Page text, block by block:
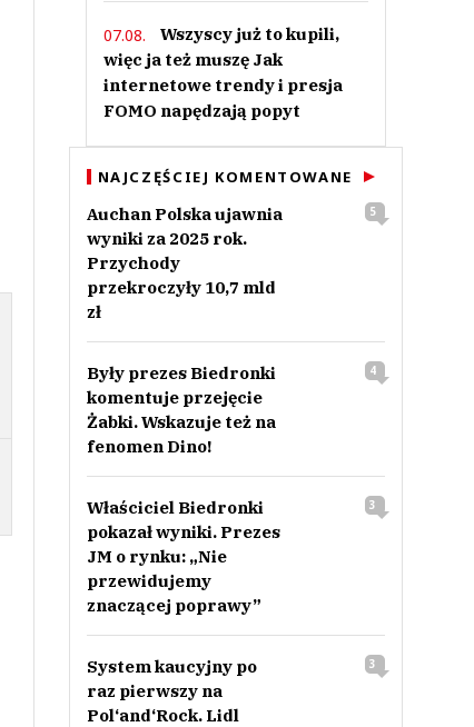
07.08.
Wszyscy już to kupili,
więc ja też muszę Jak
internetowe trendy i presja
FOMO napędzają popyt
NAJCZĘŚCIEJ KOMENTOWANE
Auchan Polska ujawnia
wyniki za 2025 rok.
Przychody
przekroczyły 10,7 mld
zł
5
Były prezes Biedronki
komentuje przejęcie
Żabki. Wskazuje też na
fenomen Dino!
4
Właściciel Biedronki
pokazał wyniki. Prezes
JM o rynku: „Nie
przewidujemy
znaczącej poprawy”
3
System kaucyjny po
raz pierwszy na
Pol‘and‘Rock. Lidl
3